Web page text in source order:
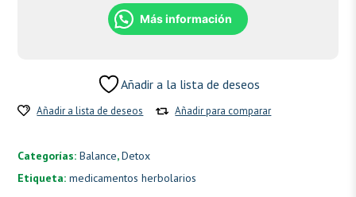
Más información
Añadir a la lista de deseos
Añadir a lista de deseos Añadir para comparar
Categorías:Balance,Detox
Etiqueta:medicamentos herbolarios